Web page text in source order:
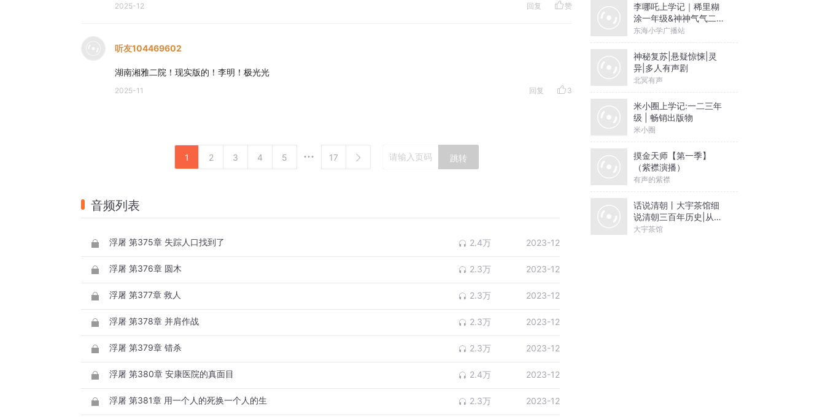
2025-12 回复 赞
听友104469602
湖南湘雅二院！现实版的！李明！极光光
2025-11 回复 3
1 2 3 4 5 17 跳转
音频列表
浮屠 第375章 失踪人口找到了 2.4万 2023-12
浮屠 第376章 圆木 2.3万 2023-12
浮屠 第377章 救人 2.3万 2023-12
浮屠 第378章 并肩作战 2.3万 2023-12
浮屠 第379章 错杀 2.3万 2023-12
浮屠 第380章 安康医院的真面目 2.4万 2023-12
浮屠 第381章 用一个人的死换一个人的生 2.3万 2023-12
李哪吒上学记｜稀里糊
涂一年级&神神气气二年
级
东海小学广播站
神秘复苏|悬疑惊悚|灵
异|多人有声剧
北冥有声
米小圈上学记:一二三年
级 | 畅销出版物
米小圈
摸金天师【第一季】
（紫襟演播）
有声的紫襟
话说清朝丨大宇茶馆细
说清朝三百年历史|从努
尔哈赤到末代皇帝溥仪|
大宇茶馆